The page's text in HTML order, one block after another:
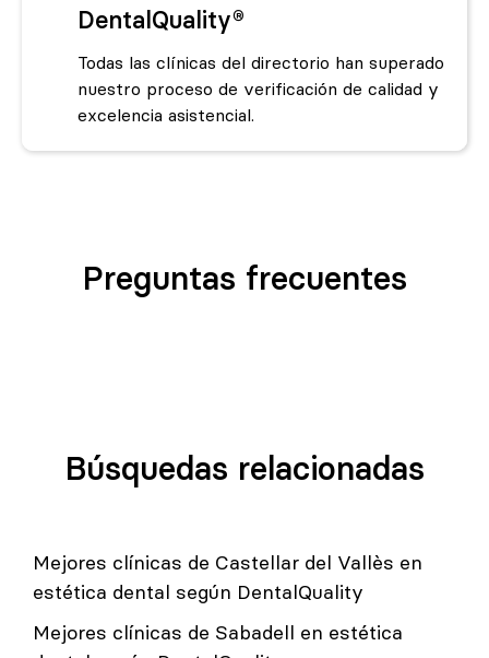
DentalQuality®
Todas las clínicas del directorio han superado
nuestro proceso de verificación de calidad y
excelencia asistencial.
Preguntas frecuentes
Búsquedas relacionadas
Mejores clínicas de Castellar del Vallès en
estética dental según DentalQuality
Mejores clínicas de Sabadell en estética